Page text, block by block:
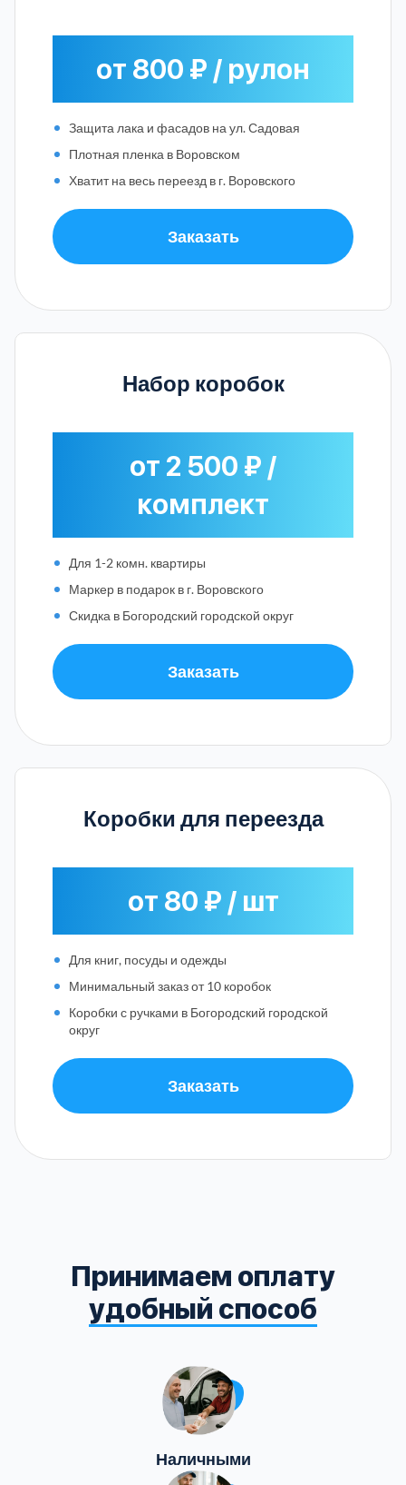
от 800 ₽ / рулон
Защита лака и фасадов на ул. Садовая
Плотная пленка в Воровском
Хватит на весь переезд в г. Воровского
Заказать
Набор коробок
от 2 500 ₽ /
комплект
Для 1-2 комн. квартиры
Маркер в подарок в г. Воровского
Скидка в Богородский городской округ
Заказать
Коробки для переезда
от 80 ₽ / шт
Для книг, посуды и одежды
Минимальный заказ от 10 коробок
Коробки с ручками в Богородский городской
округ
Заказать
Принимаем оплату
удобный способ
Наличными